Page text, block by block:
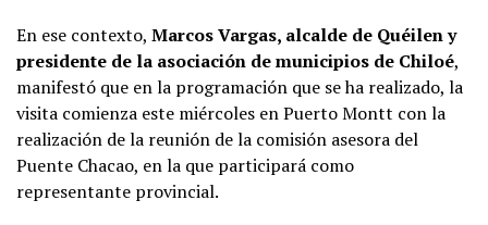
En ese contexto, Marcos Vargas, alcalde de Quéilen y
presidente de la asociación de municipios de Chiloé,
manifestó que en la programación que se ha realizado, la
visita comienza este miércoles en Puerto Montt con la
realización de la reunión de la comisión asesora del
Puente Chacao, en la que participará como
representante provincial.